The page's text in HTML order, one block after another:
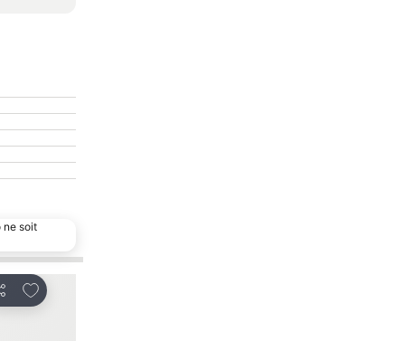
ne soit
Ajouter à mes favoris